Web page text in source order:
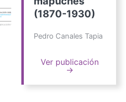
(1870-1930)
Pedro Canales Tapia
Ver publicación
→